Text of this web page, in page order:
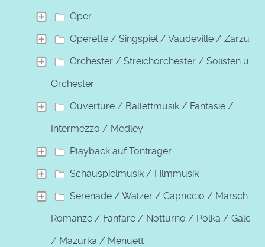
Oper
Operette / Singspiel / Vaudeville / Zarzuela
Orchester / Streichorchester / Solisten und
Orchester
Ouvertüre / Ballettmusik / Fantasie /
Intermezzo / Medley
Playback auf Tonträger
Schauspielmusik / Filmmusik
Serenade / Walzer / Capriccio / Marsch /
Romanze / Fanfare / Notturno / Polka / Galopp
/ Mazurka / Menuett